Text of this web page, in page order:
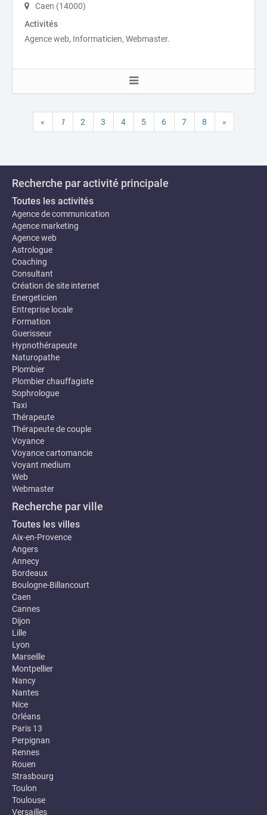
Caen (14000)
Activités
Agence web, Informaticien, Webmaster.
« 1 2 3 4 5 6 7 8 »
Recherche par activité principale
Toutes les activités
Agence de communication
Agence marketing
Agence web
Astrologue
Coaching
Consultant
Création de site internet
Energeticien
Entreprise locale
Formation
Guerisseur
Hypnothérapeute
Naturopathe
Plombier
Plombier chauffagiste
Sophrologue
Taxi
Thérapeute
Thérapeute de couple
Voyance
Voyance cartomancie
Voyant medium
Web
Webmaster
Recherche par ville
Toutes les villes
Aix-en-Provence
Angers
Annecy
Bordeaux
Boulogne-Billancourt
Caen
Cannes
Dijon
Lille
Lyon
Marseille
Montpellier
Nancy
Nantes
Nice
Orléans
Paris 13
Perpignan
Rennes
Rouen
Strasbourg
Toulon
Toulouse
Versailles